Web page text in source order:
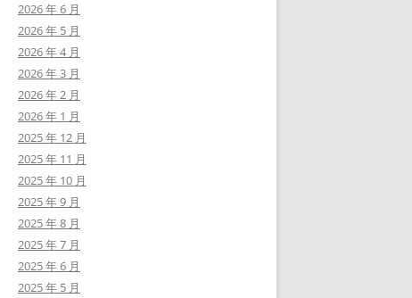
2026 年 6 月
2026 年 5 月
2026 年 4 月
2026 年 3 月
2026 年 2 月
2026 年 1 月
2025 年 12 月
2025 年 11 月
2025 年 10 月
2025 年 9 月
2025 年 8 月
2025 年 7 月
2025 年 6 月
2025 年 5 月